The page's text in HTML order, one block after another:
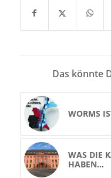
Das könnte
WORMS
WAS DIE
HABEN…